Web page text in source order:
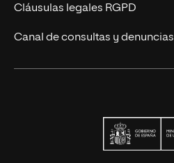
Cláusulas legales RGPD
Canal de consultas y denuncias